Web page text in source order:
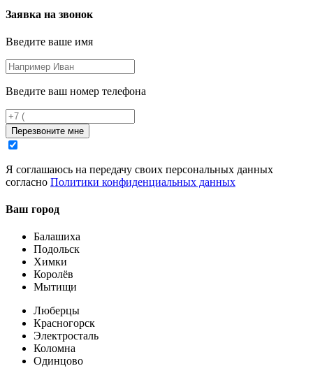
Заявка на звонок
Введите ваше имя
Введите ваш номер телефона
Перезвоните мне
Я соглашаюсь на передачу своих персональных данных
согласно Политики конфиденциальных данных
Ваш город
Балашиха
Подольск
Химки
Королёв
Мытищи
Люберцы
Красногорск
Электросталь
Коломна
Одинцово